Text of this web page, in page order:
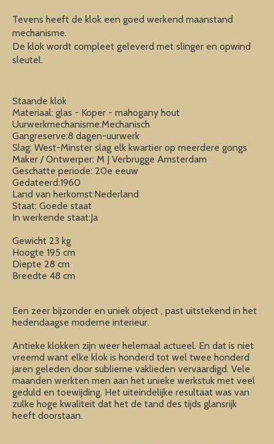
Tevens heeft de klok een goed werkend maanstand
mechanisme.
De klok wordt compleet geleverd met slinger en opwind
sleutel.
Staande klok
Materiaal: glas - Koper - mahogany hout
Uurwerkmechanisme:Mechanisch
Gangreserve:8 dagen-uurwerk
Slag: West-Minster slag elk kwartier op meerdere gongs
Maker / Ontwerper: M J Verbrugge Amsterdam
Geschatte periode: 20e eeuw
Gedateerd:1960
Land van herkomst:Nederland
Staat: Goede staat
In werkende staat:Ja
Gewicht 23 kg
Hoogte 195 cm
Diepte 28 cm
Breedte 48 cm
Een zeer bijzonder en uniek object , past uitstekend in het
hedendaagse moderne interieur.
Antieke klokken zijn weer helemaal actueel. En dat is niet
vreemd want elke klok is honderd tot wel twee honderd
jaren geleden door sublieme vaklieden vervaardigd. Vele
maanden werkten men aan het unieke werkstuk met veel
geduld en toewijding. Het uiteindelijke resultaat was van
zulke hoge kwaliteit dat het de tand des tijds glansrijk
heeft doorstaan.